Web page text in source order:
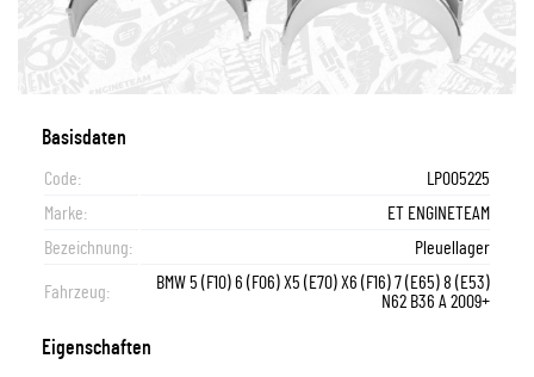
Basisdaten
Code:
LP005225
Marke:
ET ENGINETEAM
Bezeichnung:
Pleuellager
Fahrzeug:
BMW 5 (F10) 6 (F06) X5 (E70) X6 (F16) 7 (E65) 8 (E53)
N62 B36 A 2009+
Eigenschaften